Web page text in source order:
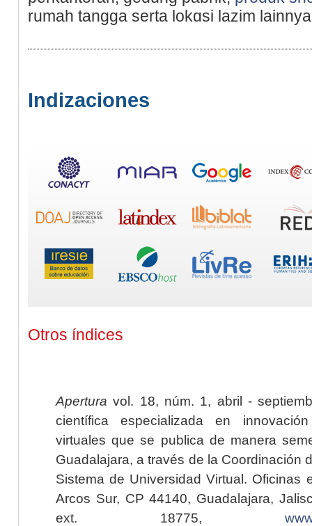
rumah tangga serta lоkɑsi lazim
Indizaciones
Otros índices
Apertura vol. 18, núm. 1, abril -
científica especializada en
virtuales que se publica de manera
Guadalajara, a través de la Coordinación
Sistema de Universidad Virtual. Oficinas
Arcos Sur, CP 44140, Guadalajara,
ext. 18775,